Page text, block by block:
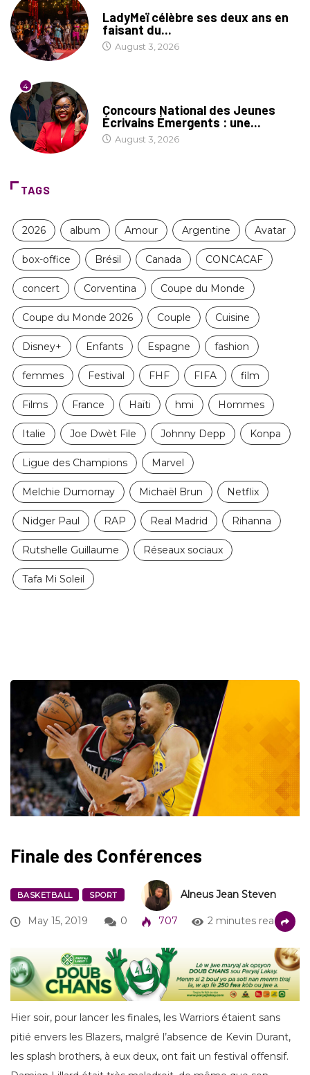
LadyMeï célèbre ses deux ans en
faisant du...
August 3, 2026
4
Concours National des Jeunes
Écrivains Émergents : une...
August 3, 2026
TAGS
2026 album Amour Argentine Avatar
box-office Brésil Canada CONCACAF
concert Corventina Coupe du Monde
Coupe du Monde 2026 Couple Cuisine
Disney+ Enfants Espagne fashion
femmes Festival FHF FIFA film
Films France Haïti hmi Hommes
Italie Joe Dwèt File Johnny Depp Konpa
Ligue des Champions Marvel
Melchie Dumornay Michaël Brun Netflix
Nidger Paul RAP Real Madrid Rihanna
Rutshelle Guillaume Réseaux sociaux
Tafa Mi Soleil
Finale des Conférences
BASKETBALL SPORT Alneus Jean Steven
May 15, 2019 0 707 2 minutes read
Hier soir, pour lancer les finales, les Warriors étaient sans
pitié envers les Blazers, malgré l’absence de Kevin Durant,
les splash brothers, à eux deux, ont fait un festival offensif.